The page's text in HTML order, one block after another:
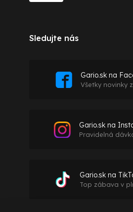
Sledujte nás
Gario.sk na
Všetky novinky
Gario.sk na
Pravidelná
Gario.sk na
Top zábava v